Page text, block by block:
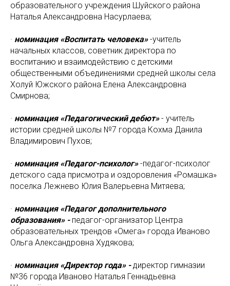
образовательного учреждения Шуйского района
Наталья Александровна Насурлаева;
· номинация «Воспитать человека»-учитель
начальных классов, советник директора по
воспитанию и взаимодействию с детскими
общественными объединениями средней школы села
Холуй Южского района Елена Александровна
Смирнова;
· номинация «Педагогический дебют»- учитель
истории средней школы №7 города Кохма Данила
Владимирович Пухов;
· номинация «Педагог-психолог»-педагог-психолог
детского сада присмотра и оздоровления «Ромашка»
поселка Лежнево Юлия Валерьевна Митяева;
· номинация «Педагог дополнительного
образования» - педагог-организатор Центра
образовательных трендов «Омега» города Иваново
Ольга Александровна Худякова;
· номинация «Директор года» -директор гимназии
№36 города Иваново Наталья Геннадьевна